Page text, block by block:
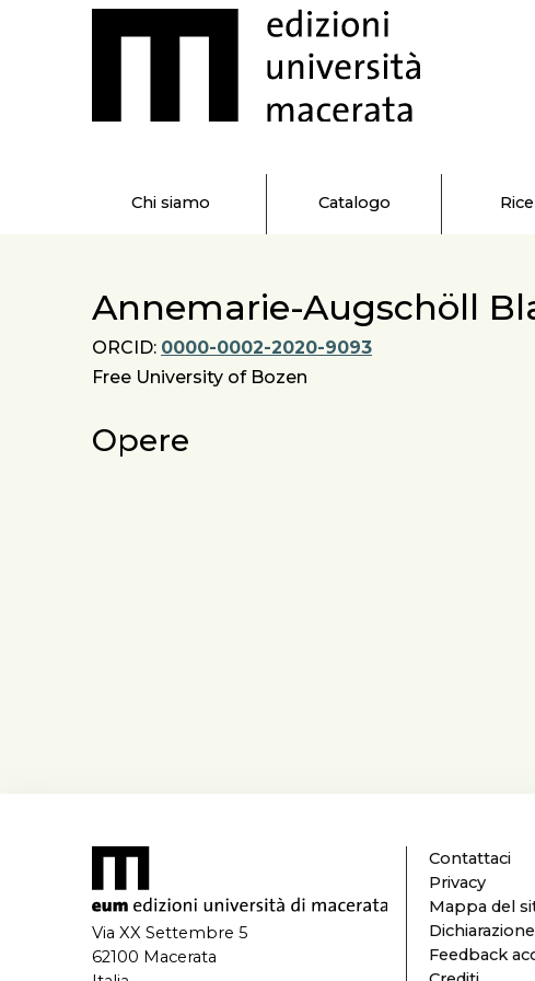
Chi siamo Catalogo
Annemarie-Augschöll
ORCID: 0000-0002-2020-9093
Free University of Bozen
Opere
Via XX Settembre 5
62100 Macerata
Contattaci
Privacy
Mappa del
Feedback